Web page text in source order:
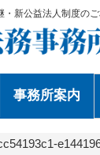
・新公益法人制度の
事務所案内